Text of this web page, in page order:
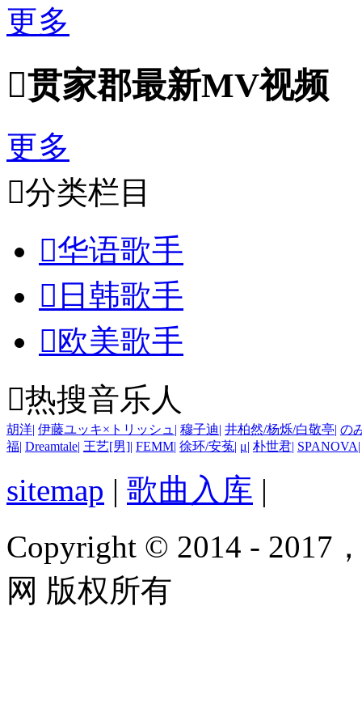
更多
贯家郡最新MV视频
更多
分类栏目
华语歌手
 日韩歌手
欧美歌手
热搜音乐人
胡洋| 伊藤ユッキ×トリッシュ | 穆子迪| 井柏然/杨烁/白敬亭| の
福| Dreamtale| 王艺[男]| FEMM| 徐环/安菟| μ| 朴世君| SPANOVA|
sitemap | 歌曲入库 |
Copyright © 2014 - 2017
网 版权所有